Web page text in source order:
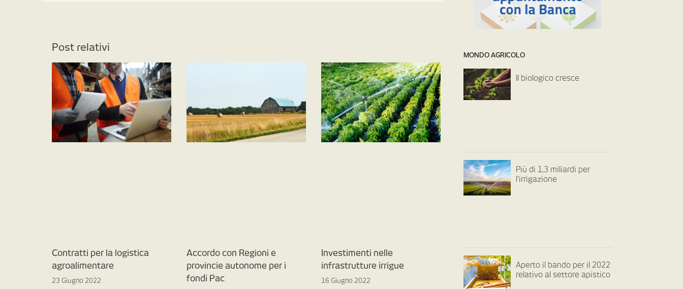
Post relativi
Contratti per la logistica
agroalimentare
23 Giugno 2022
Accordo con Regioni e
provincie autonome per i
fondi Pac
Investimenti nelle
infrastrutture irrigue
16 Giugno 2022
MONDO AGRICOLO
Il biologico cresce
Più di 1,3 miliardi per
l’irrigazione
Aperto il bando per il 2022
relativo al settore apistico